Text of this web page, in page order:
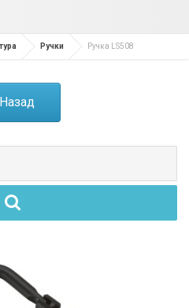
Ручки Ручка LS508
Назад